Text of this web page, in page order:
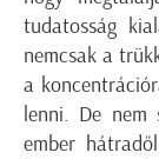
tudatosság
nemcsak a
a
lenni. De nem
ember